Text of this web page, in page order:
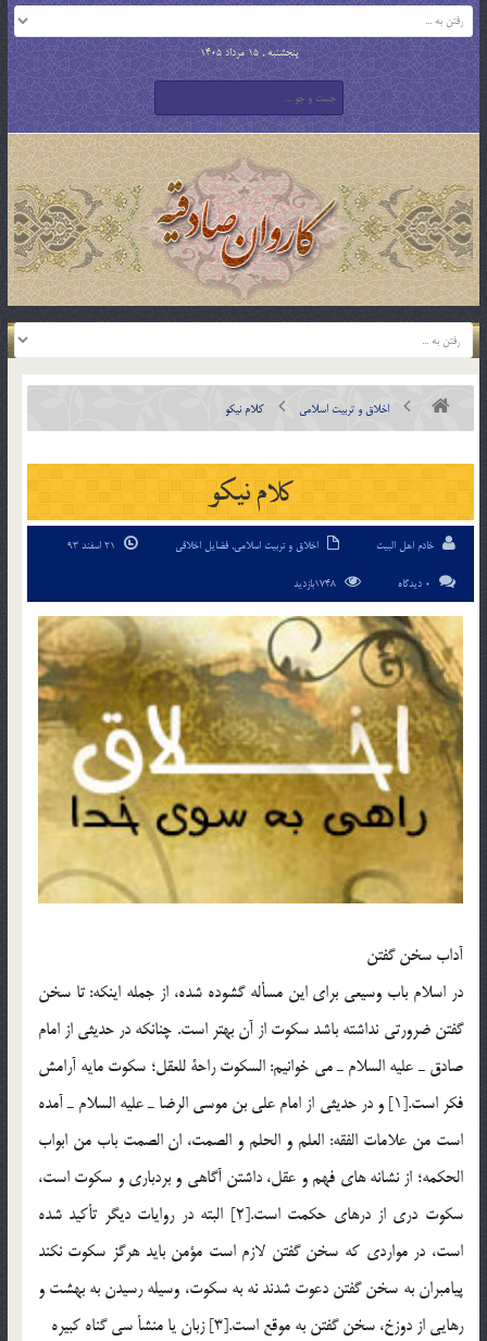
پنجشنبه , 15 مرداد 1405
اخلاق و تربیت اسلامی کلام نیکو
کلام نیکو
خادم اهل البیت اخلاق و تربیت اسلامی, فضایل اخلاقی
0 دیدگاه
آداب سخن گفتن
در اسلام باب وسيعي براي اين مسأله گشوده شده، از جمله اينكه: تا سخن
گفتن ضرورتي نداشته باشد سكوت از آن بهتر است. چنانكه در حديثي از امام
صادق ـ عليه السلام ـ مي خوانيم: السكوت راحة للعقل؛ سكوت مايه آرامش
فكر است.[1] و در حديثي از امام علي بن موسي الرضا ـ عليه السلام ـ آمده
است من علامات الفقه: العلم و الحلم و الصمت، ان الصمت باب من ابواب
الحكمه؛ از نشانه هاي فهم و عقل، داشتن آگاهي و بردباري و سكوت است،
سكوت دري از درهاي حكمت است.[2] البته در روايات ديگر تأكيد شده
است، در مواردي كه سخن گفتن لازم است مؤمن بايد هرگز سكوت نكند
پيامبران به سخن گفتن دعوت شدند نه به سكوت، وسيله رسيدن به بهشت و
رهايي از دوزخ، سخن گفتن به موقع است.[3] زبان يا منشأ سي گناه كبيره